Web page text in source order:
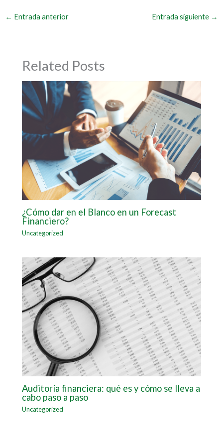
← Entrada anterior Entrada siguiente →
Related Posts
¿Cómo dar en el Blanco en un Forecast
Financiero?
Uncategorized
Auditoría financiera: qué es y cómo se lleva a
cabo paso a paso
Uncategorized